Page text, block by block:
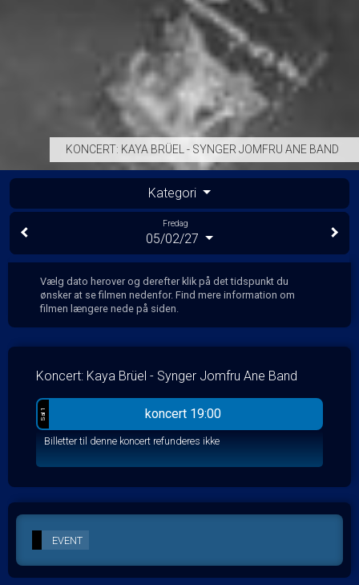
KONCERT: KAYA BRÜEL - SYNGER JOMFRU ANE BAND
Kategori
Fredag
05/02/27
Vælg dato herover og derefter klik på det tidspunkt du
ønsker at se filmen nedenfor. Find mere information om
filmen længere nede på siden.
Koncert: Kaya Brüel - Synger Jomfru Ane Band
Sal 1 koncert 19:00
Billetter til denne koncert refunderes ikke
EVENT